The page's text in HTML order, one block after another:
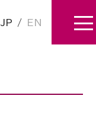
JP / EN